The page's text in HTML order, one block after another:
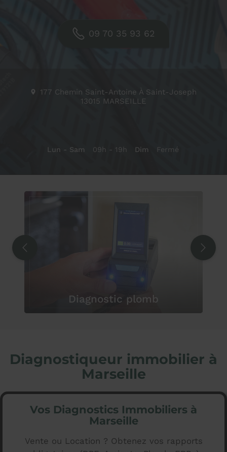
177 Chemin Saint-Antoine À Saint-Joseph
13015 MARSEILLE
Lun - Sam 09h - 19h Dim Fermé
09 70 35 93 62
Diagnostiqueur immobilier à
Marseille
Vos Diagnostics Immobiliers à
Marseille
Vente ou Location ? Obtenez vos rapports
Diagnostic plomb